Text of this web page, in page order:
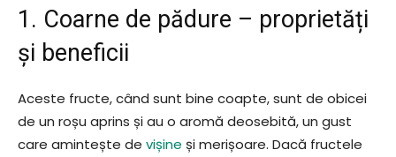
1. Coarne de pădure – proprietăți
și beneficii
Aceste fructe, când sunt bine coapte, sunt de obicei
de un roșu aprins și au o aromă deosebită, un gust
care amintește de vișine și merișoare. Dacă fructele